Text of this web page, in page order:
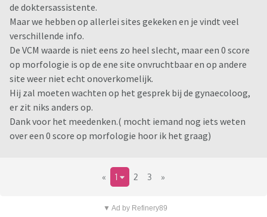
de doktersassistente.
Maar we hebben op allerlei sites gekeken en je vindt veel
verschillende info.
De VCM waarde is niet eens zo heel slecht, maar een 0 score
op morfologie is op de ene site onvruchtbaar en op andere
site weer niet echt onoverkomelijk.
Hij zal moeten wachten op het gesprek bij de gynaecoloog,
er zit niks anders op.
Dank voor het meedenken.( mocht iemand nog iets weten
over een 0 score op morfologie hoor ik het graag)
« 1 2 3 »
▼ Ad by Refinery89